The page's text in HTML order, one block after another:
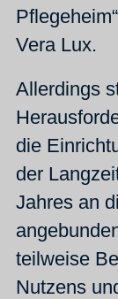
Vera Lux.
Allerdings
die
der
Jahres an
teilweise
Nutzens